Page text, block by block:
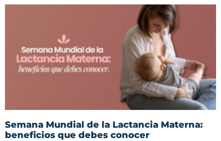
Semana Mundial de la Lactancia Materna:
beneficios que debes conocer